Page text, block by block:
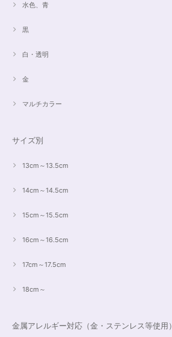
水色、青
黒
白・透明
金
マルチカラー
サイズ別
13cm～13.5cm
14cm～14.5cm
15cm～15.5cm
16cm～16.5cm
17cm～17.5cm
18cm～
金属アレルギー対応（金・ステンレス等使用）